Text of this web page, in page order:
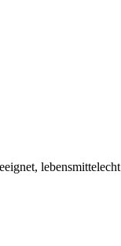
lebensmittelecht